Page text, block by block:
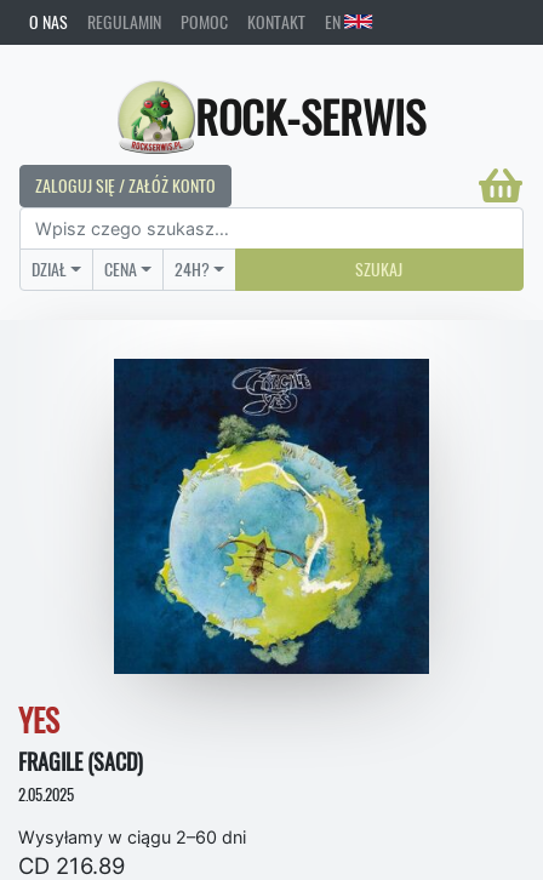
O NAS REGULAMIN POMOC KONTAKT EN
ROCK-SERWIS
ZALOGUJ SIĘ / ZAŁÓŻ KONTO
DZIAŁ CENA 24H? SZUKAJ
YES
FRAGILE (SACD)
2.05.2025
Wysyłamy w ciągu 2–60 dni
CD 216.89